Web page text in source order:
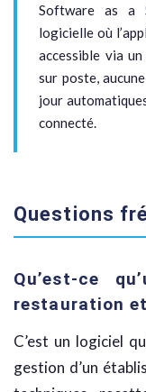
Software as a
logicielle où
accessible via
sur poste,
jour
connecté.
Questions
Qu’est-ce
restauration
C’est un logiciel
gestion d’un